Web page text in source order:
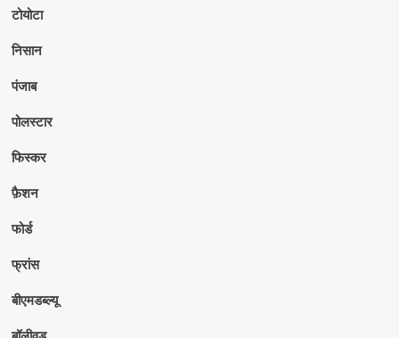
टोयोटा
निसान
पंजाब
पोलस्टार
फिस्कर
फ़ैशन
फोर्ड
फ्रांस
बीएमडब्ल्यू